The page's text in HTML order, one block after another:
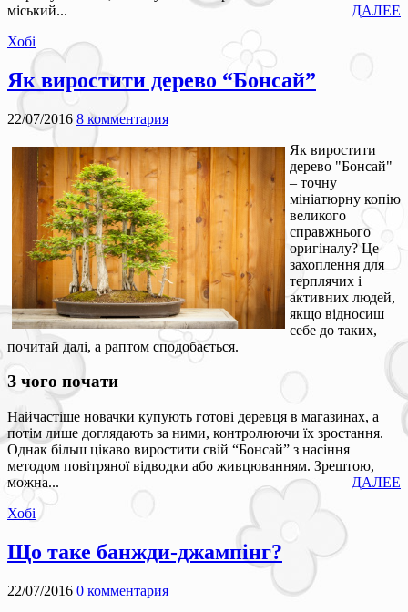
міський...
ДАЛЕЕ
Хобі
Як виростити дерево “Бонсай”
22/07/2016 8 комментария
Як виростити
дерево "Бонсай"
– точну
мініатюрну копію
великого
справжнього
оригіналу? Це
захоплення для
терплячих і
активних людей,
якщо відносиш
себе до таких,
почитай далі, а раптом сподобається.
З чого почати
Найчастіше новачки купують готові деревця в магазинах, а
потім лише доглядають за ними, контролюючи їх зростання.
Однак більш цікаво виростити свій “Бонсай” з насіння
методом повітряної відводки або живцюванням. Зрештою,
можна...
ДАЛЕЕ
Хобі
Що таке банжди-джампінг?
22/07/2016 0 комментария